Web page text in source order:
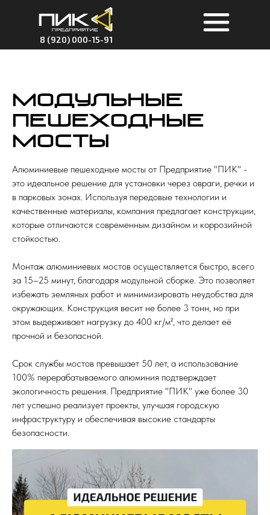
8 (920) 000-15-91
Модульные
пешеходные
мосты
Алюминиевые пешеходные мосты от Предприятие "ПИК" -
это идеальное решение для установки через овраги, речки и
в парковых зонах. Используя передовые технологии и
качественные материалы, компания предлагает конструкции,
которые отличаются современным дизайном и коррозийной
стойкостью.
Монтаж алюминиевых мостов осуществляется быстро, всего
за 15–25 минут, благодаря модульной сборке. Это позволяет
избежать земляных работ и минимизировать неудобства для
окружающих. Конструкция весит не более 3 тонн, но при
этом выдерживает нагрузку до 400 кг/м², что делает её
прочной и безопасной.
Срок службы мостов превышает 50 лет, а использование
100% перерабатываемого алюминия подтверждает
экологичность решения. Предприятие "ПИК" уже более 30
лет успешно реализует проекты, улучшая городскую
инфраструктуру и обеспечивая высокие стандарты
безопасности.